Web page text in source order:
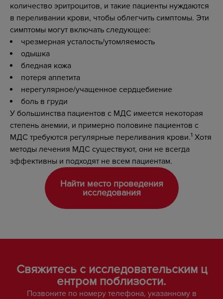
количество эритроцитов, и такие пациенты нуждаются
в переливании крови, чтобы облегчить симптомы. Эти
симптомы могут включать следующее:
чрезмерная усталость/утомляемость
одышка
бледная кожа
потеря аппетита
нерегулярное/учащенное сердцебиение
боль в груди
У большинства пациентов с МДС имеется некоторая
степень анемии, и примерно половине пациентов с
МДС требуются регулярные переливания крови.1 Хотя
методы лечения МДС существуют, они не всегда
эффективны и подходят не всем пациентам.
Найти место проведения
исследования
Свяжитесь с исследовательским ц
ентром поблизости.
Позвоните по номеру телефона, указанному в